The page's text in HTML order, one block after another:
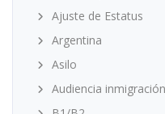
Ajuste de Estatus
Argentina
Asilo
Audiencia inmigración